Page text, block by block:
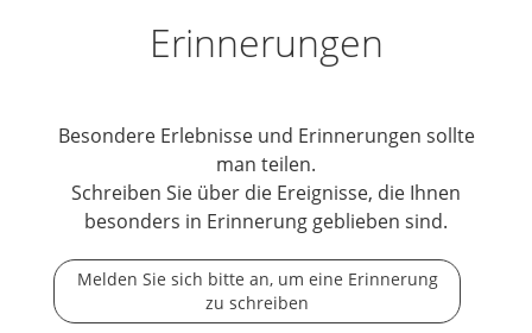
Erinnerungen
Besondere Erlebnisse und Erinnerungen sollte
man teilen.
Schreiben Sie über die Ereignisse, die Ihnen
besonders in Erinnerung geblieben sind.
Melden Sie sich bitte an, um eine Erinnerung
zu schreiben